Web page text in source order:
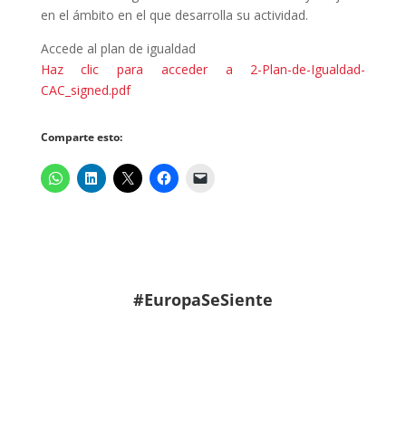
en el ámbito en el que desarrolla su actividad.
Accede al plan de igualdad
Haz clic para acceder a 2-Plan-de-Igualdad-
CAC_signed.pdf
Comparte esto:
#EuropaSeSiente